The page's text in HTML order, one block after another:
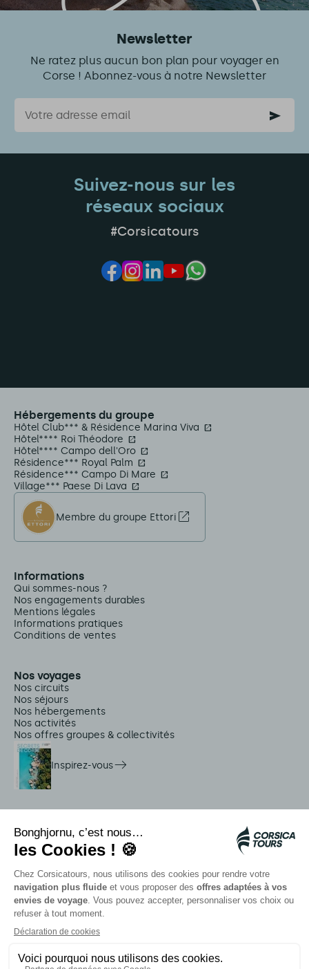
Newsletter
Ne ratez plus aucun bon plan pour voyager en
Corse ! Abonnez-vous à notre Newsletter
Courriel
Suivez-nous sur les
réseaux sociaux
#Corsicatours
Hébergements du groupe
Hôtel Club*** & Résidence Marina Viva
Hôtel**** Roi Théodore
Hôtel**** Campo dell'Oro
Résidence*** Royal Palm
Résidence*** Campo Di Mare
Village*** Paese Di Lava
Membre du groupe Ettori
Informations
Qui sommes-nous ?
Nos engagements durables
Mentions légales
Informations pratiques
Conditions de ventes
Nos voyages
Nos circuits
Nos séjours
Nos hébergements
Nos activités
Nos offres groupes & collectivités
Inspirez-vous
Navettes Citadina
Alerte méduse
Autocars rapides bleus
Contactez nos conseillers